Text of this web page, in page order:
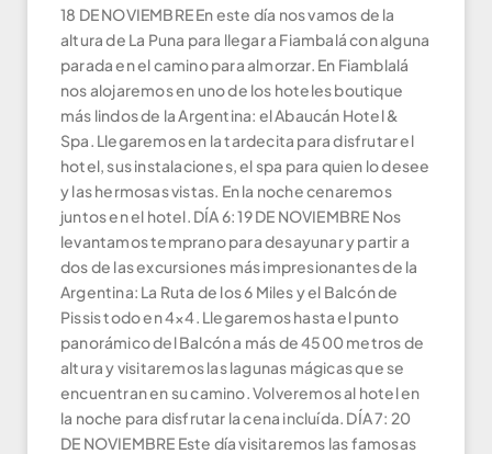
18 DE NOVIEMBRE En este día nos vamos de la
altura de La Puna para llegar a Fiambalá con alguna
parada en el camino para almorzar. En Fiamblalá
nos alojaremos en uno de los hoteles boutique
más lindos de la Argentina: el Abaucán Hotel &
Spa. Llegaremos en la tardecita para disfrutar el
hotel, sus instalaciones, el spa para quien lo desee
y las hermosas vistas. En la noche cenaremos
juntos en el hotel. DÍA 6: 19 DE NOVIEMBRE Nos
levantamos temprano para desayunar y partir a
dos de las excursiones más impresionantes de la
Argentina: La Ruta de los 6 Miles y el Balcón de
Pissis todo en 4×4. Llegaremos hasta el punto
panorámico del Balcón a más de 4500 metros de
altura y visitaremos las lagunas mágicas que se
encuentran en su camino. Volveremos al hotel en
la noche para disfrutar la cena incluída. DÍA 7: 20
DE NOVIEMBRE Este día visitaremos las famosas